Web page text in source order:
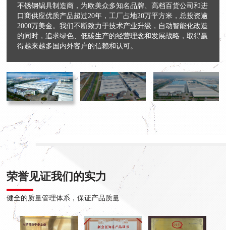
不锈钢锅具制造商，为欧美众多知名品牌、高档百货公司和进
口商供应优质产品超过20年，工厂占地20万平方米，总投资逾
2000万美金。我们不断致力于技术产业升级，自动智能化改造
的同时，追求绿色、低碳生产的经营理念和发展战略，取得赢
得越来越多国内外客户的信赖和认可。
荣誉见证我们的实力
健全的质量管理体系，保证产品质量